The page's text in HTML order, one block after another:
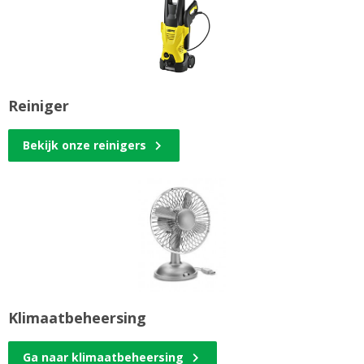
Reiniger
Bekijk onze reinigers
Klimaatbeheersing
Ga naar klimaatbeheersing